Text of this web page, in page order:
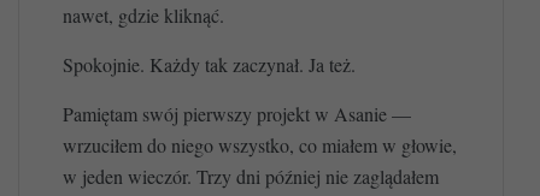
nawet, gdzie kliknąć.
Spokojnie. Każdy tak zaczynał. Ja też.
Pamiętam swój pierwszy projekt w Asanie —
wrzuciłem do niego wszystko, co miałem w głowie,
w jeden wieczór. Trzy dni później nie zaglądałem